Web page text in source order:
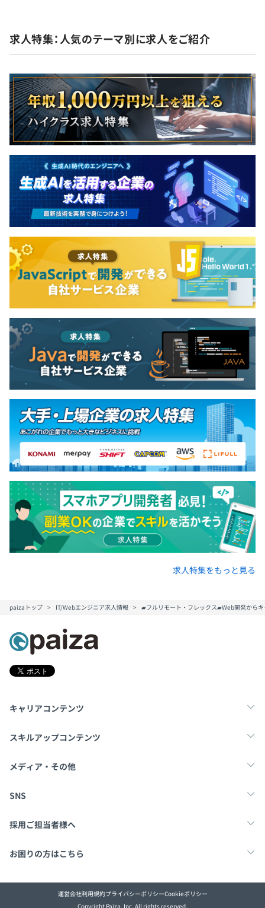
求人特集：人気のテーマ別に求人をご紹介
求人特集をもっと見る
paizaトップ IT/Webエンジニア求人情報 ▰フルリモート・フレックス▰Web開発から
キャリアコンテンツ
転職・キャリア
スキルアップコンテンツ
学習
メディア・その他
Tech Team Journal
SNS
X
採用ご担当者様へ
採用・教育をお考えの企業様へ
お困りの方はこちら
paizaとは？ お問い合わせ・FAQ
運営会社利用規約プライバシーポリシーCookieポリシー
Copyright Paiza, Inc. All rights reserved.